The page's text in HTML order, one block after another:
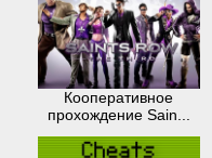
Кооперативное
прохождение Sain...